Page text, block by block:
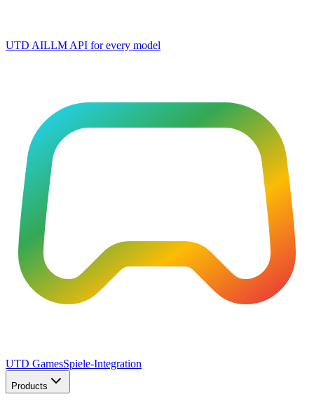
UTD AILLM API for every model
UTD GamesSpiele-Integration
Products